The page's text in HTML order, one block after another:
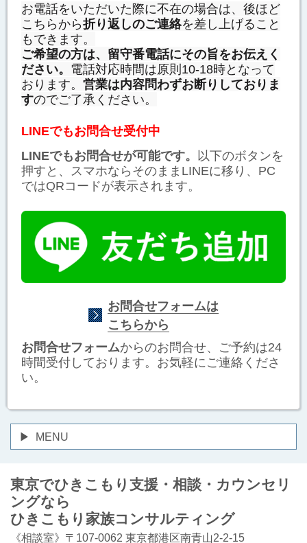
お電話をいただいた際に不在の場合は、後ほど
こちらから折り返しのご連絡を差し上げること
もできます。
ご希望の方は、留守番電話にその旨をお伝えく
ださい。 電話対応時間は原則10-18時となって
おります。 営業は内容問わずお断りしておりま
すのでご了承ください。
LINEでもお問合せ受付中
LINEでもお問合せが可能です。 以下のボタンを
押すと、スマホならそのままLINEに移り、PC
ではQRコードが表示されます。
お問合せフォームは
こちらから
お問合せフォームからのお問合せ、ご予約は24
時間受付しております。お気軽にご連絡くださ
い。
MENU
東京でひきこもり支援・相談・カウンセリ
ングなら
ひきこもり家族コンサルティング
《相談室》〒107-0062 東京都港区南青山2-2-15